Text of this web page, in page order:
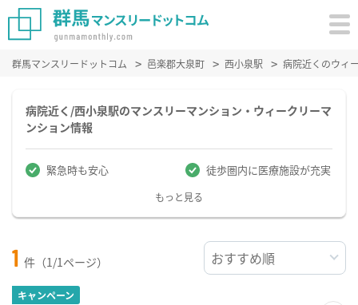
群馬マンスリードットコム 邑楽郡大泉町 西小泉駅 病院近くのウィ
病院近く/西小泉駅のマンスリーマンション・ウィークリーマ
ンション情報
緊急時も安心 徒歩圏内に医療施設が充実
もっと見る
1 件（1/1ページ）
キャンペーン